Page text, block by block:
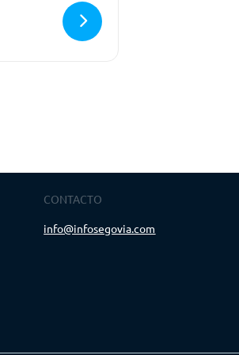
CONTACTO
info@infosegovia.com